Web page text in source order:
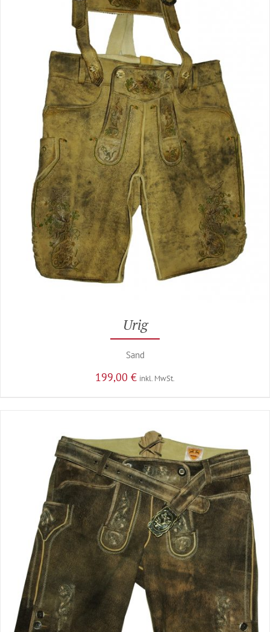
Urig
Sand
199,00 € inkl. MwSt.